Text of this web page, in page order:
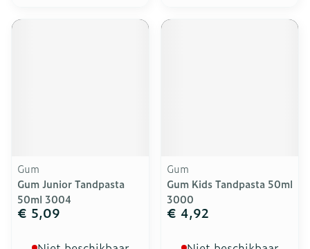
Gum
Gum Junior Tandpasta
50ml 3004
€ 5,09
Gum
Gum Kids Tandpasta 50ml
3000
€ 4,92